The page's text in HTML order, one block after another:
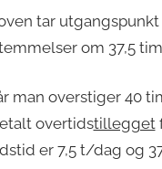
tar
om 37,5
man overstiger 40
overtidstillegget
er 7,5 t/dag og